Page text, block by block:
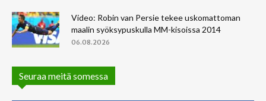
Video: Robin van Persie tekee uskomattoman
maalin syöksypuskulla MM-kisoissa 2014
06.08.2026
Seuraa meitä somessa